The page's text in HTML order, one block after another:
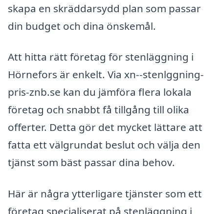
skapa en skräddarsydd plan som passar
din budget och dina önskemål.
Att hitta rätt företag för stenläggning i
Hörnefors är enkelt. Via xn--stenlggning-
pris-znb.se kan du jämföra flera lokala
företag och snabbt få tillgång till olika
offerter. Detta gör det mycket lättare att
fatta ett välgrundat beslut och välja den
tjänst som bäst passar dina behov.
Här är några ytterligare tjänster som ett
företag specialiserat på stenläggning i